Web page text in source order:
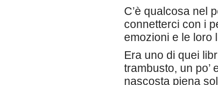
C’è qualcosa nel
connetterci con i
emozioni e le loro
Era uno di quei
trambusto, un
nascosta piena